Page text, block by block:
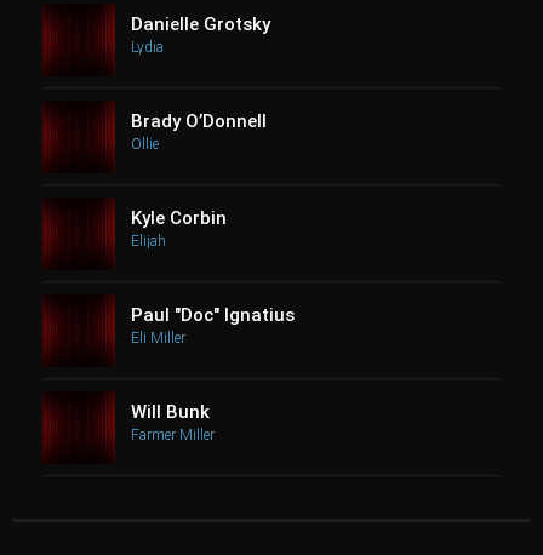
Danielle Grotsky
Lydia
Brady O’Donnell
Ollie
Kyle Corbin
Elijah
Paul "Doc" Ignatius
Eli Miller
Will Bunk
Farmer Miller